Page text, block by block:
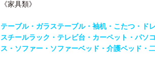
《家具類》
テーブル・ ガラステーブル・袖机・こたつ・ド
スチールラック・テレビ台・カーペット・パソ
ス・ソファー・ソファーベッド・介護ベッド・